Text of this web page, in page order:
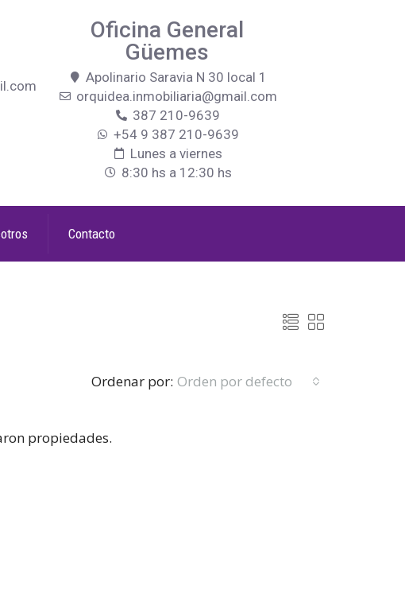
Oficina General
Güemes
Apolinario Saravia N 30 local 1
orquidea.inmobiliaria@gmail.com
387 210-9639
+54 9 387 210-9639
Lunes a viernes
8:30 hs a 12:30 hs
Contacto
Ordenar por: Orden por defecto
propiedades.